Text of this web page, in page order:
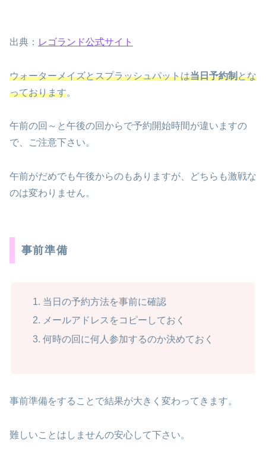
出典： レゴランド公式サイト
ウォーターメイズとスプラッシュパットは当日予約制とな
っております。
午前の回～と午後の回からで予約開始時間が違いますの
で、ご注意下さい。
午前がだめでも午後からのもありますが、どちらも激戦な
のは変わりません。
事前準備
当日の予約方法を事前に確認
メールアドレスをコピーしておく
何時の回に何人参加するのか決めておく
事前準備をすることで結果が大きく変わってきます。
難しいことはしませんの安心して下さい。